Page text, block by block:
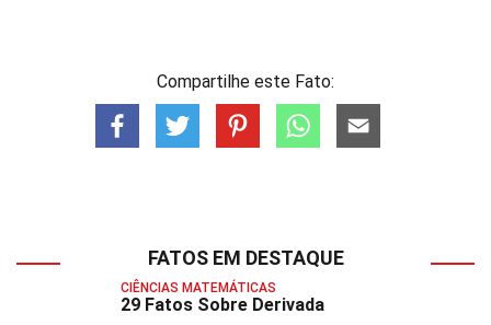
Compartilhe este Fato:
FATOS EM DESTAQUE
CIÊNCIAS MATEMÁTICAS
29 Fatos Sobre Derivada